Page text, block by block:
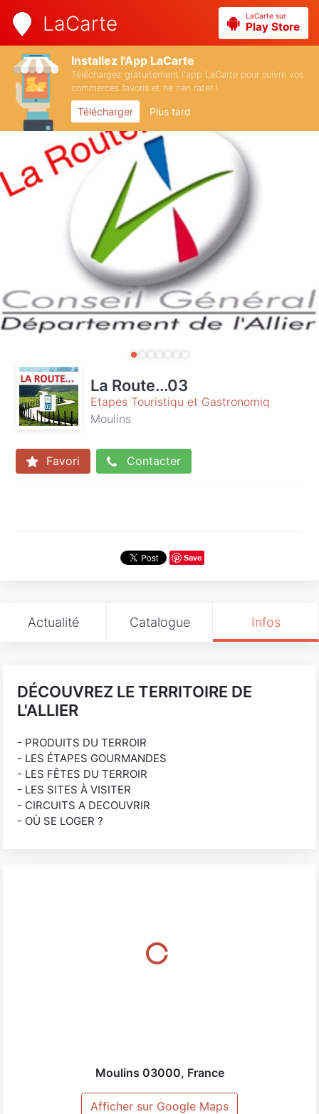
LaCarte LaCarte sur
Play Store
Installez l'App LaCarte
Téléchargez gratuitement l'app LaCarte pour suivre vos
commerces favoris et ne rien rater !
Télécharger Plus tard
La Route...03
Etapes Touristiqu et Gastronomiq
Moulins
Favori Contacter
Save
Actualité Catalogue Infos
DÉCOUVREZ LE TERRITOIRE DE
L'ALLIER
- PRODUITS DU TERROIR
- LES ÉTAPES GOURMANDES
- LES FÊTES DU TERROIR
- LES SITES À VISITER
- CIRCUITS A DECOUVRIR
- OÙ SE LOGER ?
Moulins 03000, France
Afficher sur Google Maps